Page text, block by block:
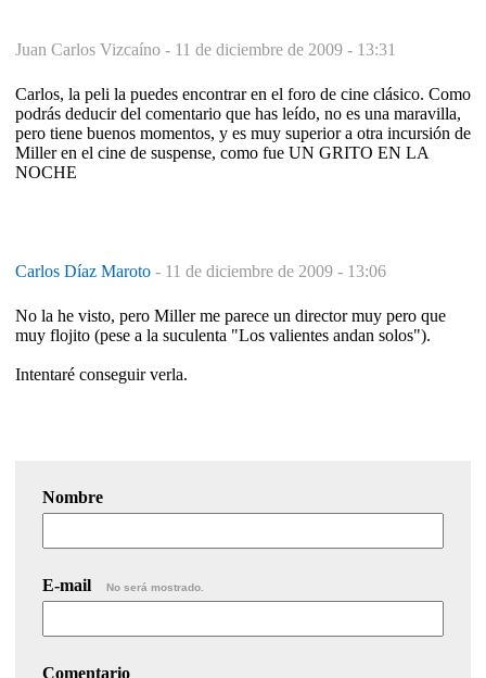
Juan Carlos Vizcaíno - 11 de diciembre de 2009 - 13:31
Carlos, la peli la puedes encontrar en el foro de cine clásico. Como
podrás deducir del comentario que has leído, no es una maravilla,
pero tiene buenos momentos, y es muy superior a otra incursión de
Miller en el cine de suspense, como fue UN GRITO EN LA
NOCHE
Carlos Díaz Maroto - 11 de diciembre de 2009 - 13:06
No la he visto, pero Miller me parece un director muy pero que
muy flojito (pese a la suculenta "Los valientes andan solos").
Intentaré conseguir verla.
Nombre
E-mail No será mostrado.
Comentario